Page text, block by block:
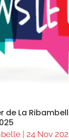
de La
| 24 Nov